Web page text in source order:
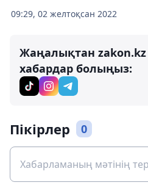
09:29, 02 желтоқсан 2022
Жаңалықтан
хабардар болыңыз:
Пікірлер 0